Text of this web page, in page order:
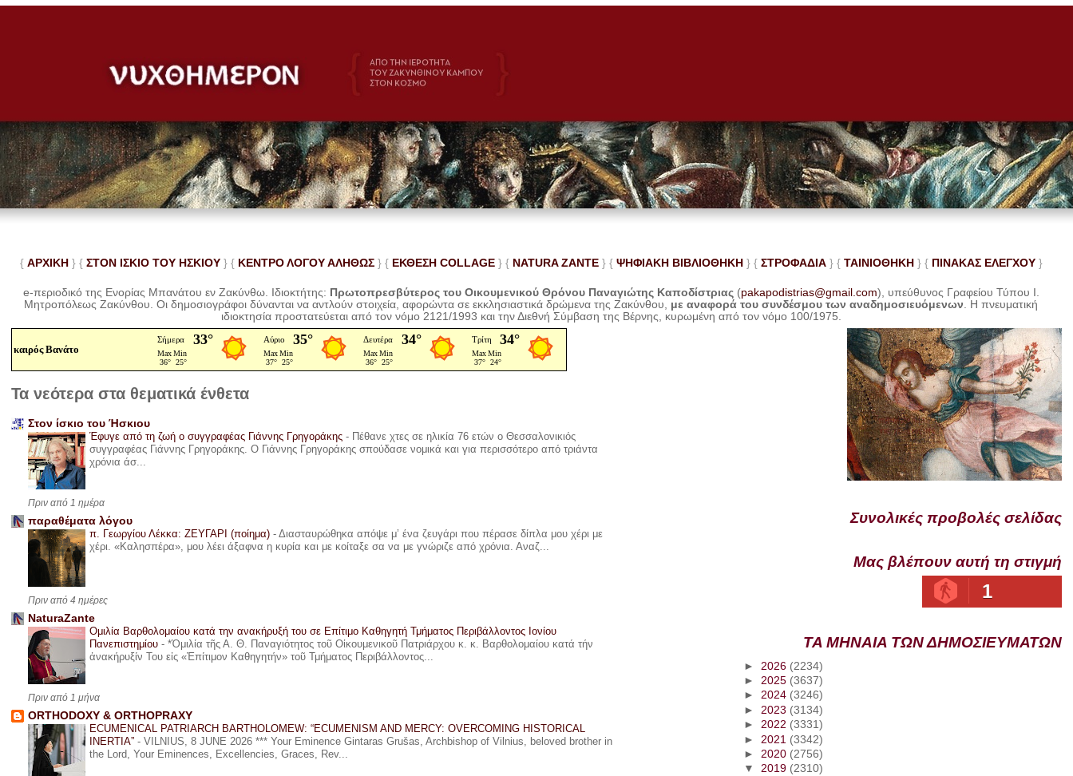
{ ΑΡΧΙΚΗ } { ΣΤΟΝ ΙΣΚΙΟ ΤΟΥ ΗΣΚΙΟΥ } { ΚΕΝΤΡΟ ΛΟΓΟΥ ΑΛΗΘΩΣ } { ΕΚΘΕΣΗ COLLAGE }{ NATURA ZANTE} { ΨΗΦΙΑΚΗ ΒΙΒΛΙΟΘΗΚΗ } { ΣΤΡΟΦΑΔΙΑ } { ΤΑΙΝΙΟΘΗΚΗ } { ΠΙΝΑΚΑΣ ΕΛΕΓΧΟΥ}
e-περιοδικό της Ενορίας Μπανάτου εν Ζακύνθω. Ιδιοκτήτης: Πρωτοπρεσβύτερος του Οικουμενικού Θρόνου Παναγιώτης Καποδίστριας (pakapodistrias@gmail.com), υπεύθυνος Γραφείου Τύπου Ι.
Μητροπόλεως Ζακύνθου.Οι δημοσιογράφοι δύνανται να αντλούν στοιχεία, αφορώντα σε εκκλησιαστικά δρώμενα της Ζακύνθου, με αναφορά του συνδέσμου των αναδημοσιευόμενων . Ηπνευματική
ιδιοκτησία προστατεύεται από τον νόμο 2121/1993 και την Διεθνή Σύμβαση της Βέρνης, κυρωμένη από τον νόμο 100/1975.
καιρός Βανάτο
Τα νεότερα στα θεματικά ένθετα
Στον ίσκιο του Ήσκιου
Έφυγε από τη ζωή ο συγγραφέας Γιάννης Γρηγοράκης - Πέθανε χτες σε ηλικία 76 ετών ο Θεσσαλονικιός
συγγραφέας Γιάννης Γρηγοράκης. Ο Γιάννης Γρηγοράκης σπούδασε νομικά και για περισσότερο από τριάντα
χρόνια άσ...
Πριν από 1 ημέρα
παραθέματα λόγου
π. Γεωργίου Λέκκα: ΖΕΥΓΑΡΙ (ποίημα) - Διασταυρώθηκα απόψε μ’ ένα ζευγάρι που πέρασε δίπλα μου χέρι με
χέρι. «Καλησπέρα», μου λέει άξαφνα η κυρία και με κοίταξε σα να με γνώριζε από χρόνια. Αναζ...
Πριν από 4 ημέρες
NaturaZante
Ομιλία Βαρθολομαίου κατά την ανακήρυξή του σε Επίτιμο Καθηγητή Τμήματος Περιβάλλοντος Ιονίου
Πανεπιστημίου - *Ὁμιλία τῆς Α. Θ. Παναγιότητος τοῦ Οἰκουμενικοῦ Πατριάρχου κ. κ. Βαρθολομαίου κατά τήν
ἀνακήρυξίν Του εἰς «Ἐπίτιμον Καθηγητήν» τοῦ Τμήματος Περιβάλλοντος...
Πριν από 1 μήνα
ORTHODOXY & ORTHOPRAXY
ECUMENICAL PATRIARCH BARTHOLOMEW: “ECUMENISM AND MERCY: OVERCOMING HISTORICAL
INERTIA” - VILNIUS, 8 JUNE 2026 *** Your Eminence Gintaras Grušas, Archbishop of Vilnius, beloved brother in
the Lord, Your Eminences, Excellencies, Graces, Rev...
Συνολικές προβολές σελίδας
Μας βλέπουν αυτή τη στιγμή
1
ΤΑ ΜΗΝΑΙΑ ΤΩΝ ΔΗΜΟΣΙΕΥΜΑΤΩΝ
► 2026 (2234)
► 2025 (3637)
►2024 (3246)
► 2023 (3134)
►2022 (3331)
► 2021 (3342)
► 2020 (2756)
▼2019 (2310)